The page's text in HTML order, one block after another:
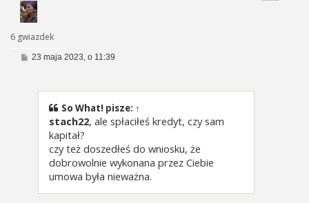
6 gwiazdek
P23 maja 2023, o 11:39
So What! pisze: ↑
stach22, ale spłaciłeś kredyt, czy sam
kapitał?
czy też doszedłeś do wniosku, że
dobrowolnie wykonana przez Ciebie
umowa była nieważna.